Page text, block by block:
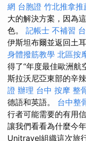
網 台胞證 竹北推拿推
大的解決方案，因為
色。 記帳士 不補習
伊斯坦布爾並返回土
身體撥筋教學 北區按
得了“年度最佳歐洲航
斯拉沃尼亞東部的辛
證 辦理 台中 按摩 整
德語和英語。 台中整
行者可能需要的有用
讓我們看看為什麼今
Unitravel組織這次旅